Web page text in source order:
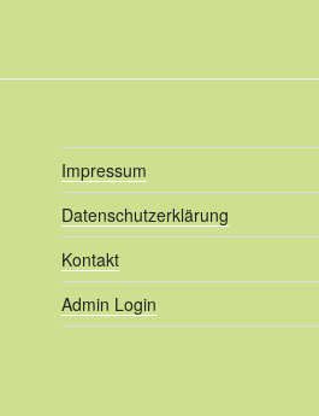
Impressum
Datenschutzerklärung
Kontakt
Admin Login